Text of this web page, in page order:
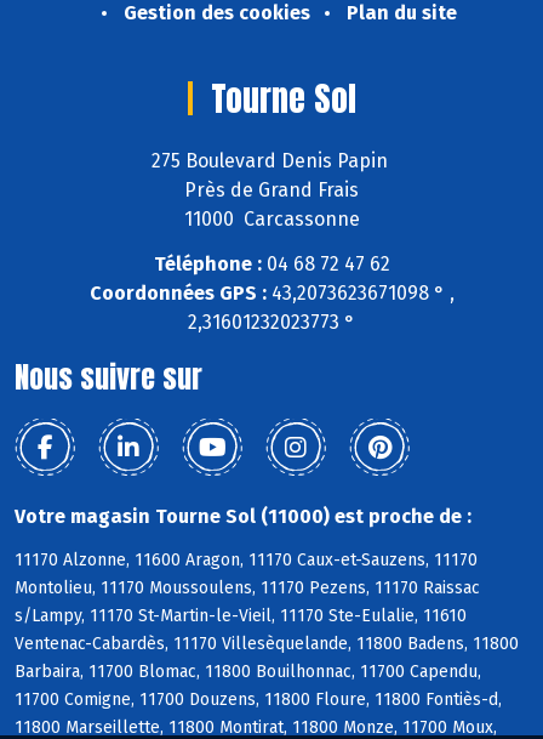
Gestion des cookies
Plan du site
Tourne Sol
275 Boulevard Denis Papin
Près de Grand Frais
11000 Carcassonne
Téléphone :04 68 72 47 62
Coordonnées GPS :43,2073623671098 ° ,
2,31601232023773 °
Nous suivre sur
Votre magasin Tourne Sol (11000) est proche de :
11170 Alzonne, 11600 Aragon, 11170 Caux-et-Sauzens, 11170
Montolieu, 11170 Moussoulens, 11170 Pezens, 11170 Raissac
s/Lampy, 11170 St-Martin-le-Vieil, 11170 Ste-Eulalie, 11610
Ventenac-Cabardès, 11170 Villesèquelande, 11800 Badens, 11800
Barbaira, 11700 Blomac, 11800 Bouilhonnac, 11700 Capendu,
11700 Comigne, 11700 Douzens, 11800 Floure, 11800 Fontiès-d,
11800 Marseillette, 11800 Montirat, 11800 Monze, 11700 Moux,